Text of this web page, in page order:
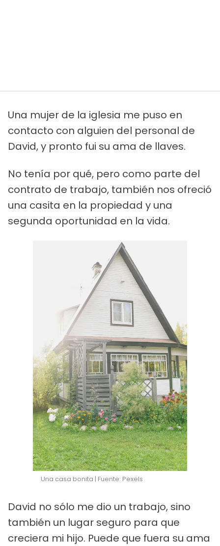
Una mujer de la iglesia me puso en
contacto con alguien del personal de
David, y pronto fui su ama de llaves.
No tenía por qué, pero como parte del
contrato de trabajo, también nos ofreció
una casita en la propiedad y una
segunda oportunidad en la vida.
Una casa bonita | Fuente: Pexels
David no sólo me dio un trabajo, sino
también un lugar seguro para que
creciera mi hijo. Puede que fuera su ama